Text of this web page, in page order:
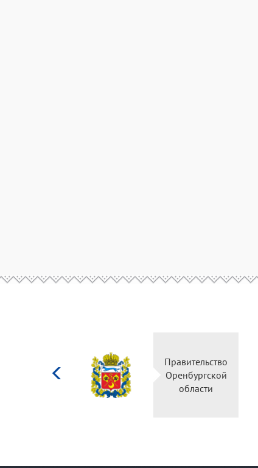
Правительство
Оренбургской
области